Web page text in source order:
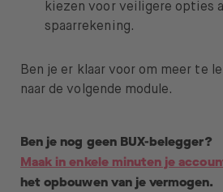
kiezen voor veiligere opties
spaarrekening.
Ben je er klaar voor om meer te
naar de volgende module.
Ben je nog geen BUX-belegger?
Maak in enkele minuten je
het opbouwen van je vermogen.